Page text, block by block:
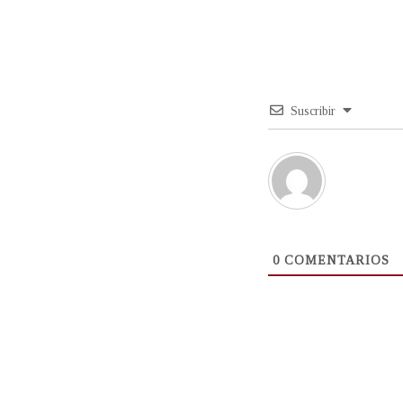
Suscribir
0 COMENTARIOS